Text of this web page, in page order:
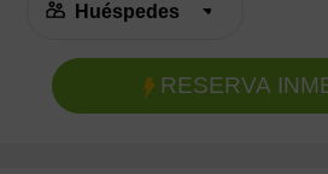
RESERVA